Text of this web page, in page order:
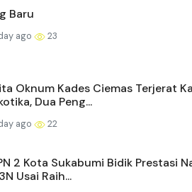
Baru
ago 23
Oknum Kades Ciemas Terjerat
Dua Peng...
ago 22
2 Kota Sukabumi Bidik Prestasi
Usai Raih...